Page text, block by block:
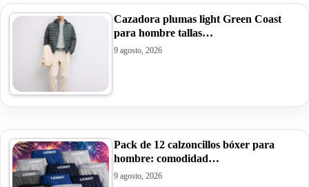
Cazadora plumas light Green Coast
para hombre tallas…
9 agosto, 2026
Pack de 12 calzoncillos bóxer para
hombre: comodidad…
9 agosto, 2026